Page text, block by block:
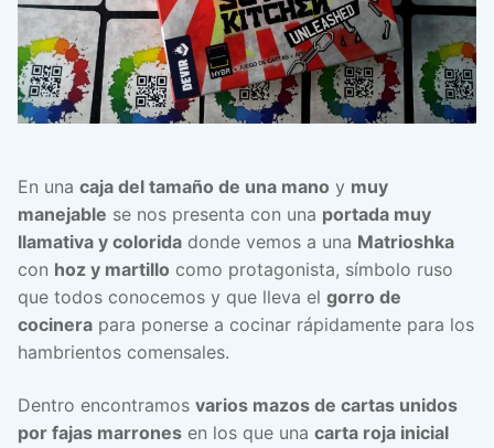
En una caja del tamaño de una mano y muy
manejable se nos presenta con una portada muy
llamativa y colorida donde vemos a una Matrioshka
con hoz y martillo como protagonista, símbolo ruso
que todos conocemos y que lleva el gorro de
cocinera para ponerse a cocinar rápidamente para los
hambrientos comensales.
Dentro encontramos varios mazos de cartas unidos
por fajas marrones en los que una carta roja inicial